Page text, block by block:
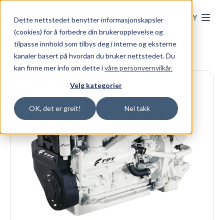
Dette nettstedet benytter informasjonskapsler
(cookies) for å forbedre din brukeropplevelse og
tilpasse innhold som tilbys deg i interne og eksterne
kanaler basert på hvordan du bruker nettstedet. Du
kan finne mer info om dette ivåre personvernvilkår.
Velg kategorier
OK, det er greit! Nei takk
MENY